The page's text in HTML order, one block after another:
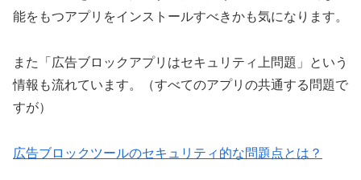
能をもつアプリをインストールすべきかも気になります。
また「広告ブロックアプリはセキュリティ上問題」という
情報も流れています。（すべてのアプリの共通する問題で
すが）
広告ブロックツールのセキュリティ的な問題点とは？